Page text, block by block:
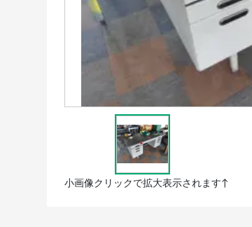
小画像クリックで拡大表示されます↑